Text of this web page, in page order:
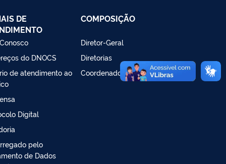
DE
do DNOCS
de atendimento ao
Digital
pelo
de Dados
COMPOSIÇÃO
Diretor-Geral
Diretorias
Coordenadorias Estaduais